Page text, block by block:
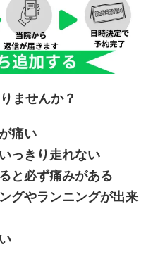
ませんか？
痛い
っきり走れない
と必ず痛みがある
やランニングが出来